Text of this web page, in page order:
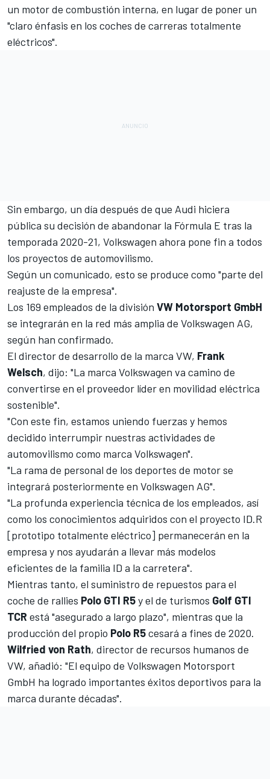
un motor de combustión interna, en lugar de poner un
"claro énfasis en los coches de carreras totalmente
eléctricos".
Sin embargo, un día después de que Audi hiciera
pública su decisión de abandonar la Fórmula E tras la
temporada 2020-21, Volkswagen ahora pone fin a todos
los proyectos de automovilismo.
Según un comunicado, esto se produce como "parte del
reajuste de la empresa".
Los 169 empleados de la división VW Motorsport GmbH
se integrarán en la red más amplia de Volkswagen AG,
según han confirmado.
El director de desarrollo de la marca VW, Frank
Welsch, dijo: "La marca Volkswagen va camino de
convertirse en el proveedor líder en movilidad eléctrica
sostenible".
"Con este fin, estamos uniendo fuerzas y hemos
decidido interrumpir nuestras actividades de
automovilismo como marca Volkswagen".
"La rama de personal de los deportes de motor se
integrará posteriormente en Volkswagen AG".
"La profunda experiencia técnica de los empleados, así
como los conocimientos adquiridos con el proyecto ID.R
[prototipo totalmente eléctrico] permanecerán en la
empresa y nos ayudarán a llevar más modelos
eficientes de la familia ID a la carretera".
Mientras tanto, el suministro de repuestos para el
coche de rallies Polo GTI R5y el de turismos Golf GTI
TCR está "asegurado a largo plazo", mientras que la
producción del propio Polo R5cesará a fines de 2020.
Wilfried von Rath, director de recursos humanos de
VW, añadió: "El equipo de Volkswagen Motorsport
GmbH ha logrado importantes éxitos deportivos para la
marca durante décadas".